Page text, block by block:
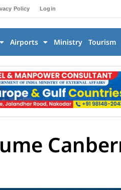
Policy Login
Airports Ministry Tourism